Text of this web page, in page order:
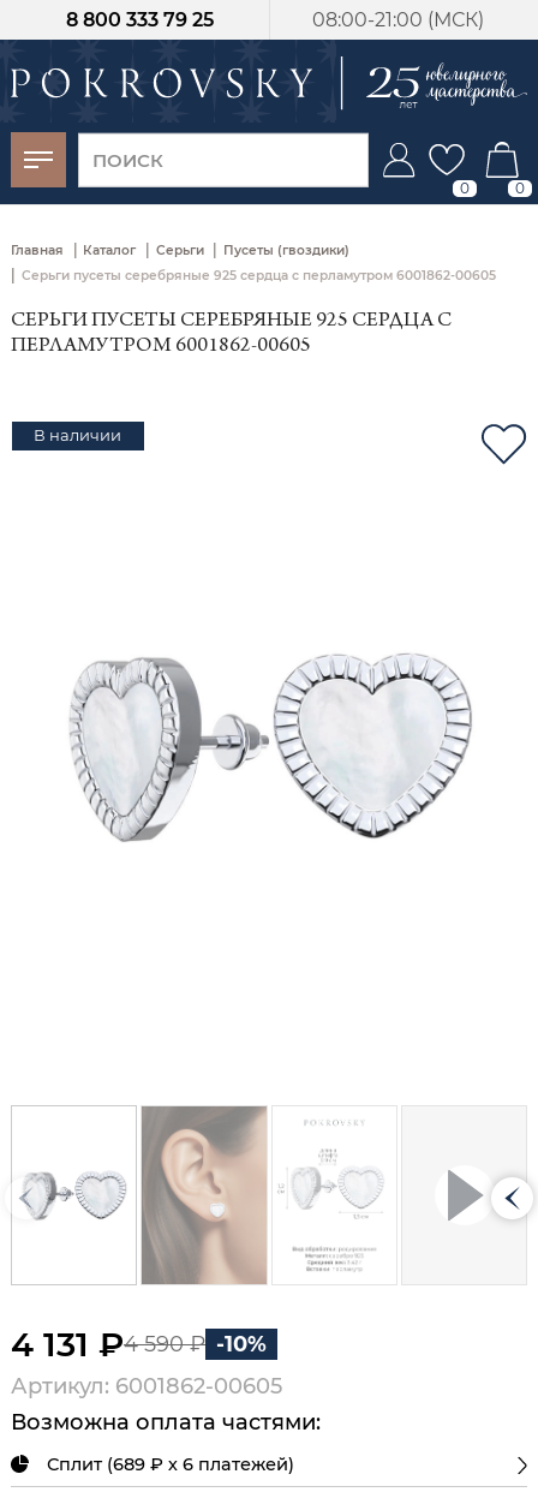
08:00-21:00 (МСК)
8 800 333 79 25
0 0
Главная | Каталог | Серьги | Пусеты (гвоздики)
| Серьги пусеты серебряные 925 сердца с перламутром 6001862-00605
СЕРЬГИ ПУСЕТЫ СЕРЕБРЯНЫЕ 925 СЕРДЦА С
ПЕРЛАМУТРОМ 6001862-00605
В наличии
4 131 ₽4 590 ₽ -10%
Артикул: 6001862-00605
Возможна оплата частями:
Сплит (689 ₽ х 6 платежей)
-30%
от 15 дней с
момента оплаты